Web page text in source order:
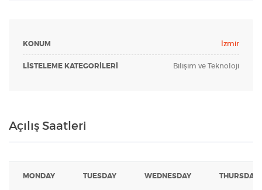
KONUM İzmir
LISTELEME KATEGORILERI Bilişim ve Teknoloji
Açılış Saatleri
MONDAY TUESDAY WEDNESDAY THURSDAY